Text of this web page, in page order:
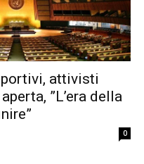
attivisti
”L’era della
0